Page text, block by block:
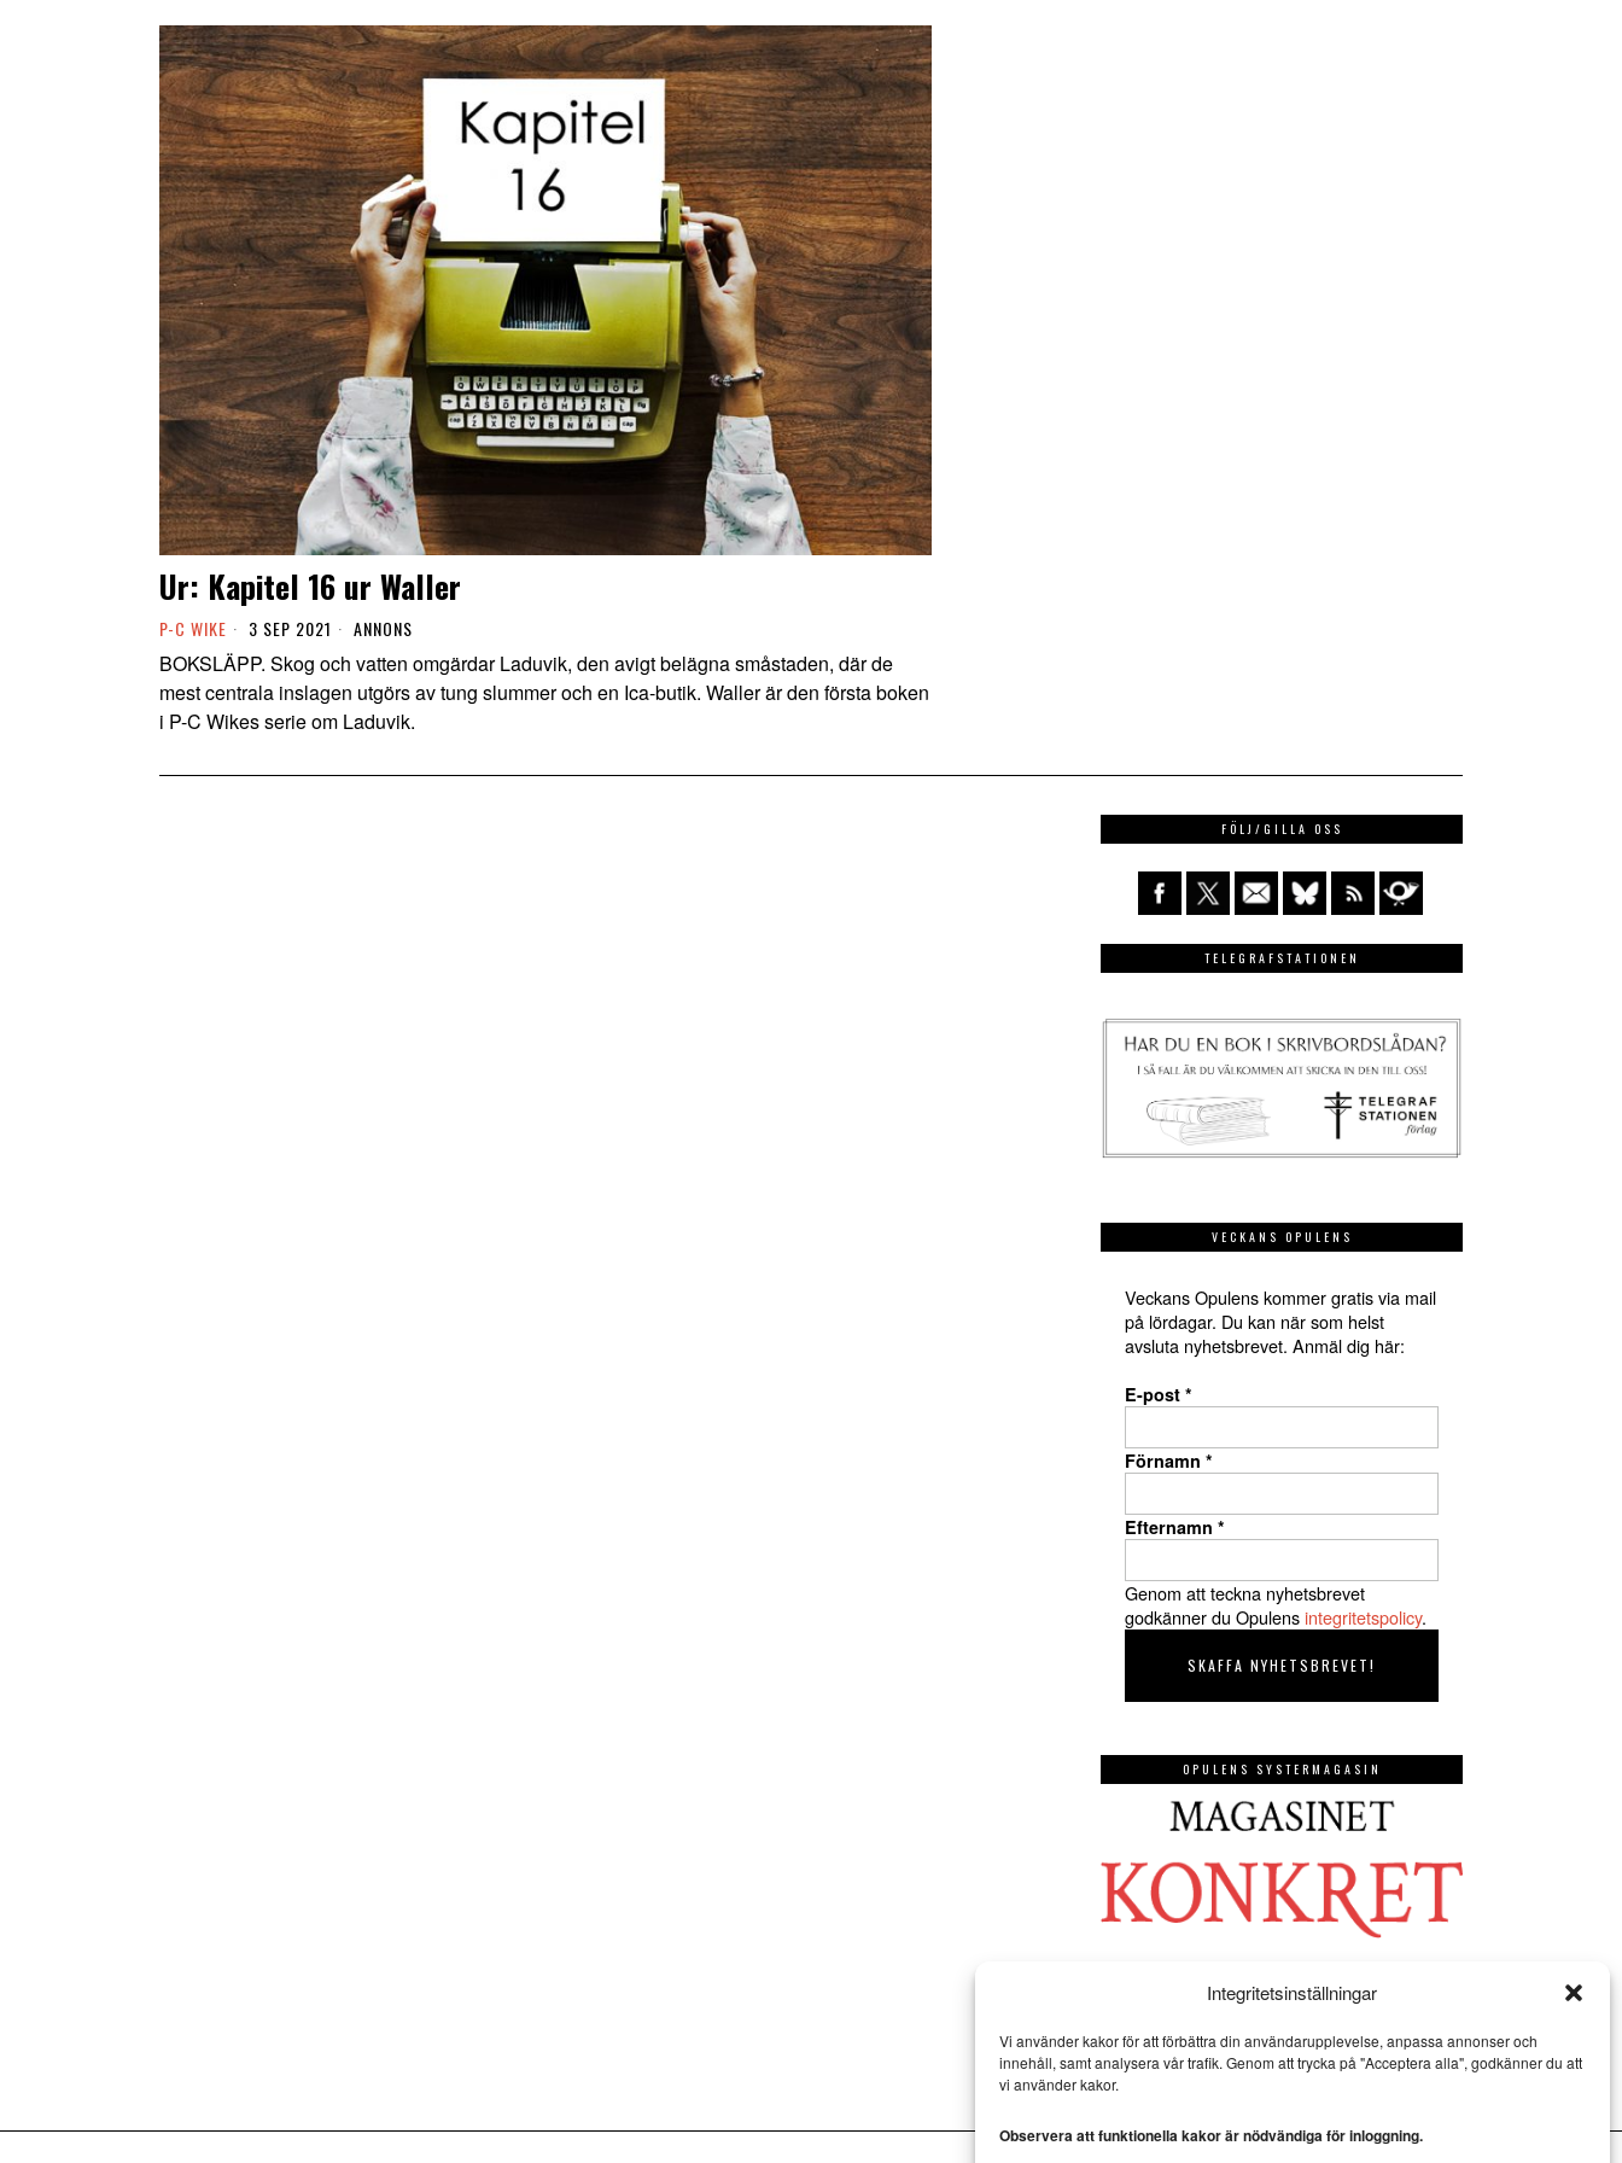
Integritetsinställningar
Vi använder kakor för att förbättra din användarupplevelse, anpassa annonser och
innehåll, samt analysera vår trafik. Genom att trycka på "Acceptera alla", godkänner du att
vi använder kakor.
Observera att funktionella kakor är nödvändiga för inloggning.
Ur: Kapitel 16 ur Waller
P-C WIKE 3 SEP 2021 ANNONS
BOKSLÄPP. Skog och vatten omgärdar Laduvik, den avigt belägna småstaden, där de
mest centrala inslagen utgörs av tung slummer och en Ica-butik. Waller är den första boken
i P-C Wikes serie om Laduvik.
FÖLJ/GILLA OSS
TELEGRAFSTATIONEN
VECKANS OPULENS
Veckans Opulens kommer gratis via mail
på lördagar. Du kan när som helst
avsluta nyhetsbrevet. Anmäl dig här:
E-post *
Förnamn *
Efternamn *
Genom att teckna nyhetsbrevet
godkänner du Opulensintegritetspolicy.
OPULENS SYSTERMAGASIN